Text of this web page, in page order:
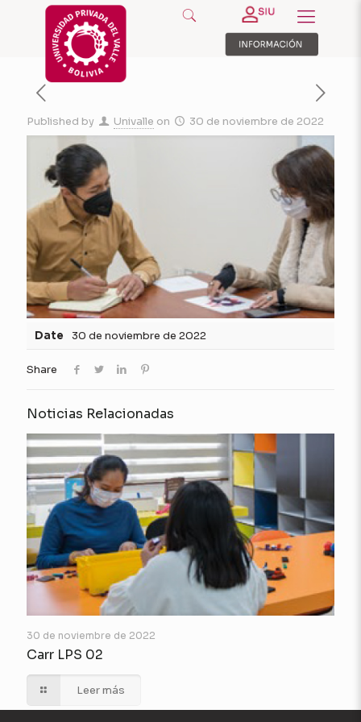
Published by Univalle on 30 de noviembre de 2022
Date 30 de noviembre de 2022
Share
Noticias Relacionadas
30 de noviembre de 2022
Carr LPS 02
Leer más